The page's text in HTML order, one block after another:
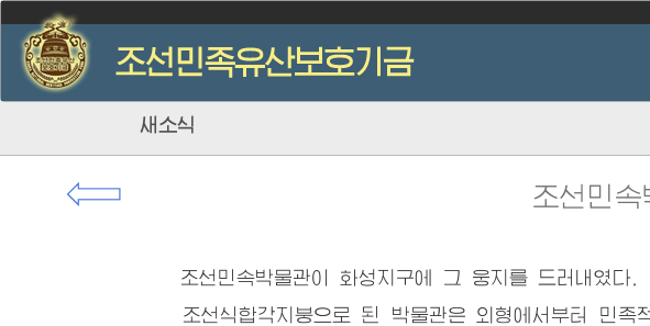
새소식
⇦ 조선민
조선민속박물관이 화성지구에 그 웅지를 드러내였다.
조선식합각지붕으로 된 박물관은 외형에서부터 민족